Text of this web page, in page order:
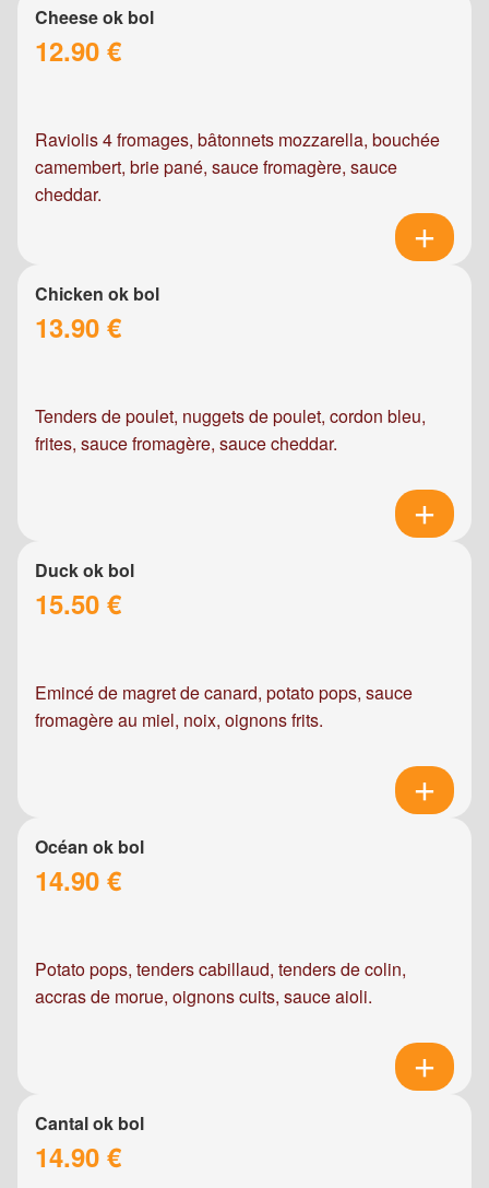
Cheese ok bol
12.90 €
Raviolis 4 fromages, bâtonnets mozzarella, bouchée
camembert, brie pané, sauce fromagère, sauce
cheddar.
Chicken ok bol
13.90 €
Tenders de poulet, nuggets de poulet, cordon bleu,
frites, sauce fromagère, sauce cheddar.
Duck ok bol
15.50 €
Emincé de magret de canard, potato pops, sauce
fromagère au miel, noix, oignons frits.
Océan ok bol
14.90 €
Potato pops, tenders cabillaud, tenders de colin,
accras de morue, oignons cuits, sauce aioli.
Cantal ok bol
14.90 €